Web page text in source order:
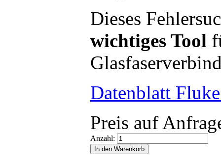
Dieses
wichtiges Tool
Datenblatt
Preis auf
Anzahl: